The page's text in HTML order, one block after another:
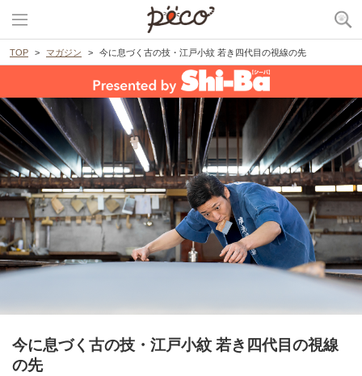
TOP マガジン 今に息づく古の技・江戸小紋 若き四代目の視線の先
今に息づく古の技・江戸小紋 若き四代目の視線
の先